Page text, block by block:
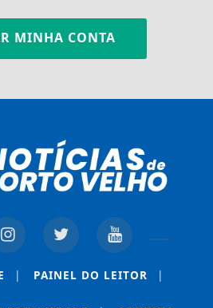
MINHA CONTA
| PAINEL DO LEITOR |